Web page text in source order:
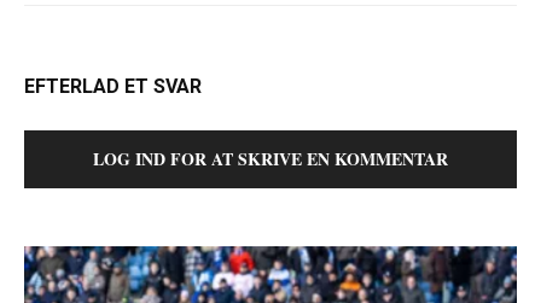
EFTERLAD ET SVAR
LOG IND FOR AT SKRIVE EN KOMMENTAR